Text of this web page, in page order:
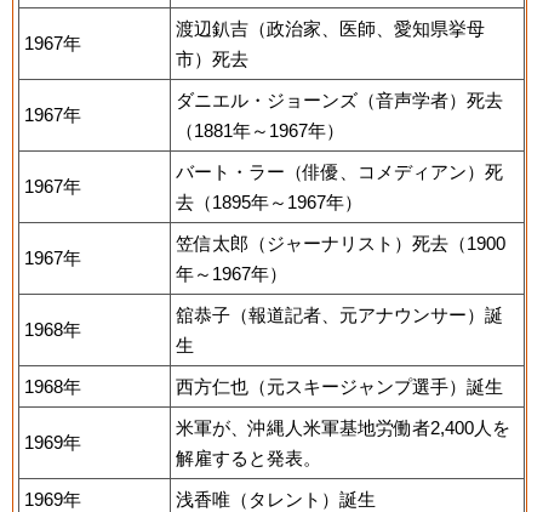
1967年
渡辺釟吉（政治家、医師、愛知県挙母
市）死去
1967年
ダニエル・ジョーンズ（音声学者）死去
（1881年～1967年）
1967年
バート・ラー（俳優、コメディアン）死
去（1895年～1967年）
1967年
笠信太郎（ジャーナリスト）死去（1900
年～1967年）
1968年
舘恭子（報道記者、元アナウンサー）誕
生
1968年
西方仁也（元スキージャンプ選手）誕生
1969年
米軍が、沖縄人米軍基地労働者2,400人を
解雇すると発表。
1969年
浅香唯（タレント）誕生